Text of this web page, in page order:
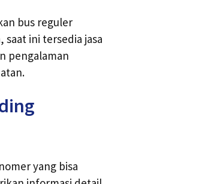
bus reguler
ini tersedia jasa
pengalaman
yang bisa